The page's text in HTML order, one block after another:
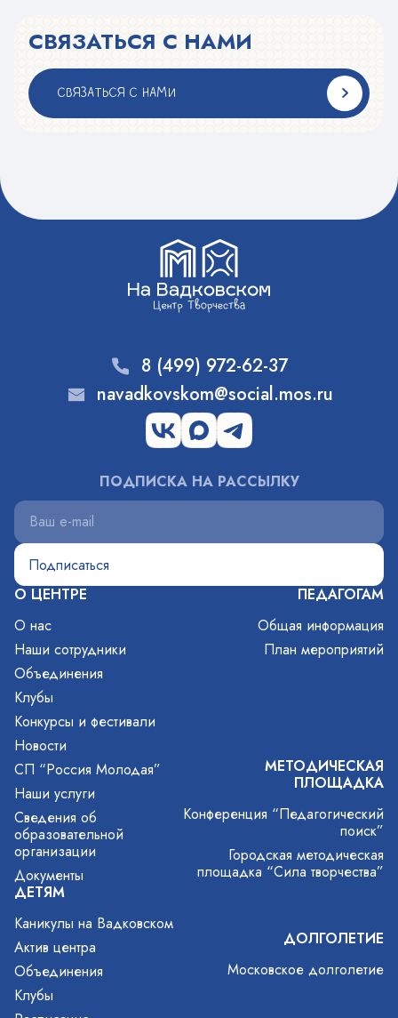
СВЯЗАТЬСЯ С НАМИ
СВЯЗАТЬСЯ С НАМИ
О ЦЕНТРЕ
О нас
Наши сотрудники
Объединения
Клубы
Конкурсы и фестивали
Новости
СП “Россия Молодая”
Наши услуги
Сведения об
образовательной
организации
Документы
ДЕТЯМ
Каникулы на Вадковском
Актив центра
Объединения
Клубы
ПЕДАГОГАМ
Общая информация
План мероприятий
МЕТОДИЧЕСКАЯ
ПЛОЩАДКА
Конференция “Педагогический
поиск”
Городская методическая
площадка “Сила творчества”
ДОЛГОЛЕТИЕ
Московское долголетие
8 (499) 972-62-37
navadkovskom@social.mos.ru
ПОДПИСКА НА РАССЫЛКУ